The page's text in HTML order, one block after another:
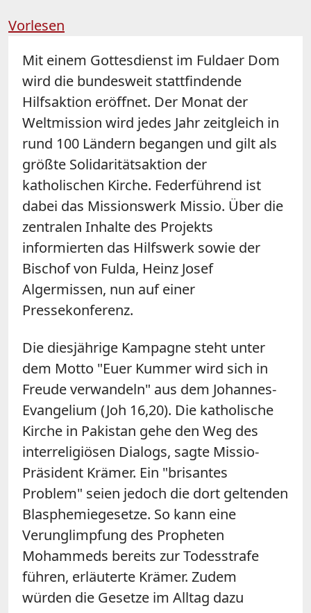
Vorlesen
Mit einem Gottesdienst im Fuldaer Dom
wird die bundesweit stattfindende
Hilfsaktion eröffnet. Der Monat der
Weltmission wird jedes Jahr zeitgleich in
rund 100 Ländern begangen und gilt als
größte Solidaritätsaktion der
katholischen Kirche. Federführend ist
dabei das Missionswerk Missio. Über die
zentralen Inhalte des Projekts
informierten das Hilfswerk sowie der
Bischof von Fulda, Heinz Josef
Algermissen, nun auf einer
Pressekonferenz.
Die diesjährige Kampagne steht unter
dem Motto "Euer Kummer wird sich in
Freude verwandeln" aus dem Johannes-
Evangelium (Joh 16,20). Die katholische
Kirche in Pakistan gehe den Weg des
interreligiösen Dialogs, sagte Missio-
Präsident Krämer. Ein "brisantes
Problem" seien jedoch die dort geltenden
Blasphemiegesetze. So kann eine
Verunglimpfung des Propheten
Mohammeds bereits zur Todesstrafe
führen, erläuterte Krämer. Zudem
würden die Gesetze im Alltag dazu